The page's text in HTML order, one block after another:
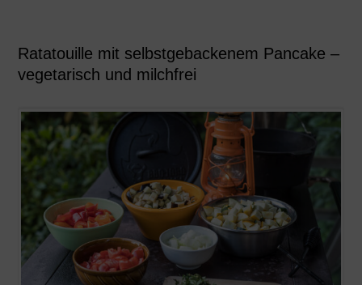
Ratatouille mit selbstgebackenem Pancake –
vegetarisch und milchfrei